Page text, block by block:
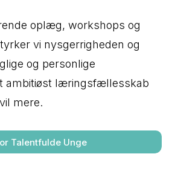
oplæg, workshops og
vi nysgerrigheden og
og personlige
ambitiøst læringsfællesskab
mere.
Talentfulde Unge